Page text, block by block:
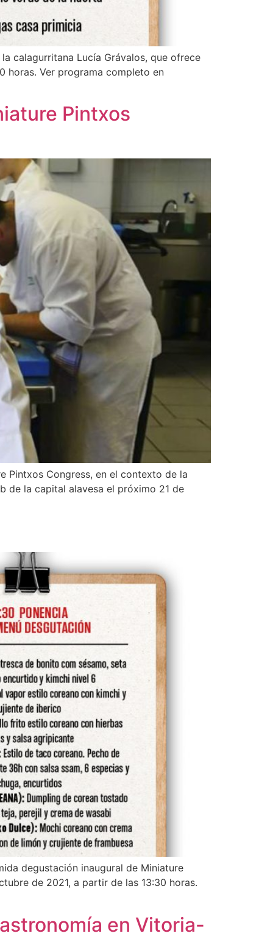
calagurritana Lucía Grávalos, que ofrece
horas. Ver programa completo en
Pintxos
Pintxos Congress, en el contexto de la
de la capital alavesa el próximo 21 de
degustación inaugural de Miniature
de 2021, a partir de las 13:30 horas.
en Vitoria-